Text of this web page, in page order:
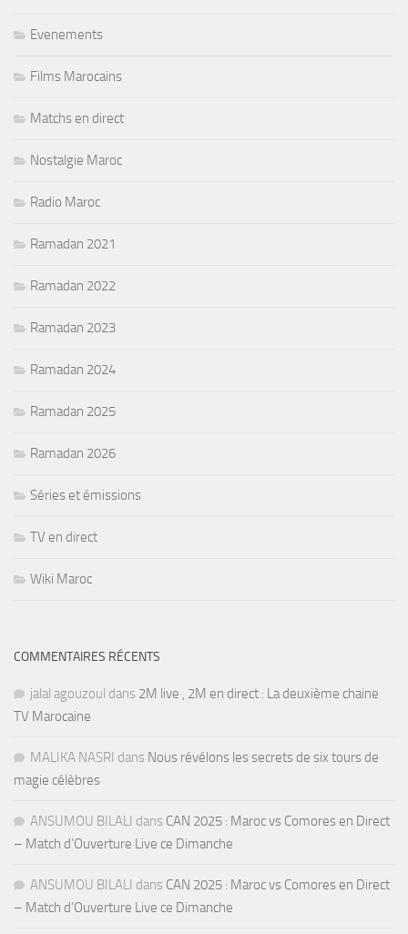
Evenements
Films Marocains
Matchs en direct
Nostalgie Maroc
Radio Maroc
Ramadan 2021
Ramadan 2022
Ramadan 2023
Ramadan 2024
Ramadan 2025
Ramadan 2026
Séries et émissions
TV en direct
Wiki Maroc
COMMENTAIRES RÉCENTS
jalal agouzoul dans 2M live , 2M en direct : La deuxième chaine
TV Marocaine
MALIKA NASRI dans Nous révélons les secrets de six tours de
magie célèbres
ANSUMOU BILALI dans CAN 2025 : Maroc vs Comores en Direct
– Match d’Ouverture Live ce Dimanche
ANSUMOU BILALI dans CAN 2025 : Maroc vs Comores en Direct
– Match d’Ouverture Live ce Dimanche